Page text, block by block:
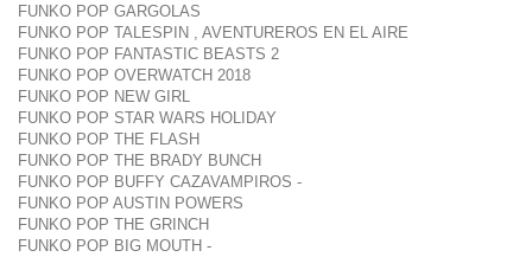
FUNKO POP GARGOLAS
FUNKO POP TALESPIN , AVENTUREROS EN EL AIRE
FUNKO POP FANTASTIC BEASTS 2
FUNKO POP OVERWATCH 2018
FUNKO POP NEW GIRL
FUNKO POP STAR WARS HOLIDAY
FUNKO POP THE FLASH
FUNKO POP THE BRADY BUNCH
FUNKO POP BUFFY CAZAVAMPIROS -
FUNKO POP AUSTIN POWERS
FUNKO POP THE GRINCH
FUNKO POP BIG MOUTH -